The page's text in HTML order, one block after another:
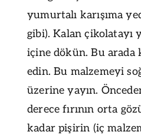
yumurtalı karışıma
gibi). Kalan çikolatayı
içine dökün. Bu arada
edin. Bu malzemeyi
üzerine yayın.
derece fırının orta
kadar pişirin (iç